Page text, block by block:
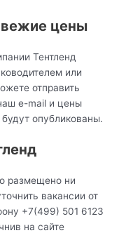
цены
Тентленд
или
отправить
e-mail и цены
опубликованы.
размещено ни
вакансии от
+7(499) 501 6123
на сайте